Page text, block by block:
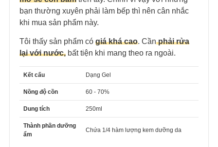
bạn thường xuyên phải làm bếp thì nên cân nhắc
khi mua sản phẩm này.
Tôi thấy sản phẩm có giá khá cao. Cầnphải rửa
lại với nước, bất tiện khi mang theo ra ngoài.
Kết cấu Dạng Gel
Nồng độ cồn 60 - 70%
Dung tích 250ml
Thành phần dưỡng
ẩm
Chứa 1/4 hàm lượng kem dưỡng da